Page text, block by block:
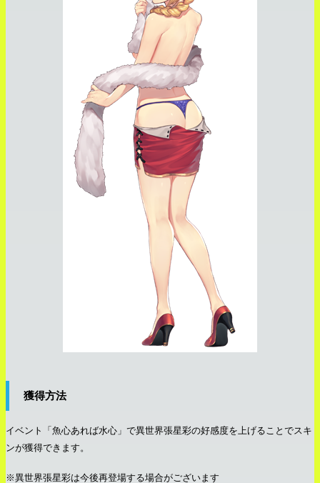
獲得方法
イベント「魚心あれば水心」で異世界張星彩の好感度を上げることでスキ
ンが獲得できます。
※異世界張星彩は今後再登場する場合がございます